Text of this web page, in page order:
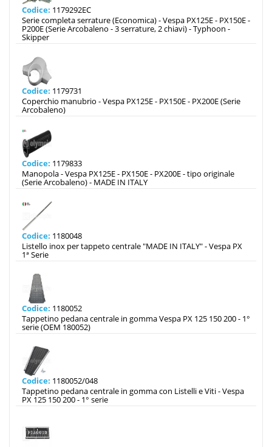
Codice: 1179292EC
Serie completa serrature (Economica) - Vespa PX125E - PX150E -
P200E (Serie Arcobaleno - 3 serrature, 2 chiavi) - Typhoon -
Skipper
Codice: 1179731
Coperchio manubrio - Vespa PX125E - PX150E - PX200E (Serie
Arcobaleno)
Codice: 1179833
Manopola - Vespa PX125E - PX150E - PX200E - tipo originale
(Serie Arcobaleno) - MADE IN ITALY
Codice: 1180048
Listello inox per tappeto centrale "MADE IN ITALY" - Vespa PX
1ª Serie
Codice: 1180052
Tappetino pedana centrale in gomma Vespa PX 125 150 200 - 1°
serie (OEM 180052)
Codice: 1180052/048
Tappetino pedana centrale in gomma con Listelli e Viti - Vespa
PX 125 150 200 - 1° serie